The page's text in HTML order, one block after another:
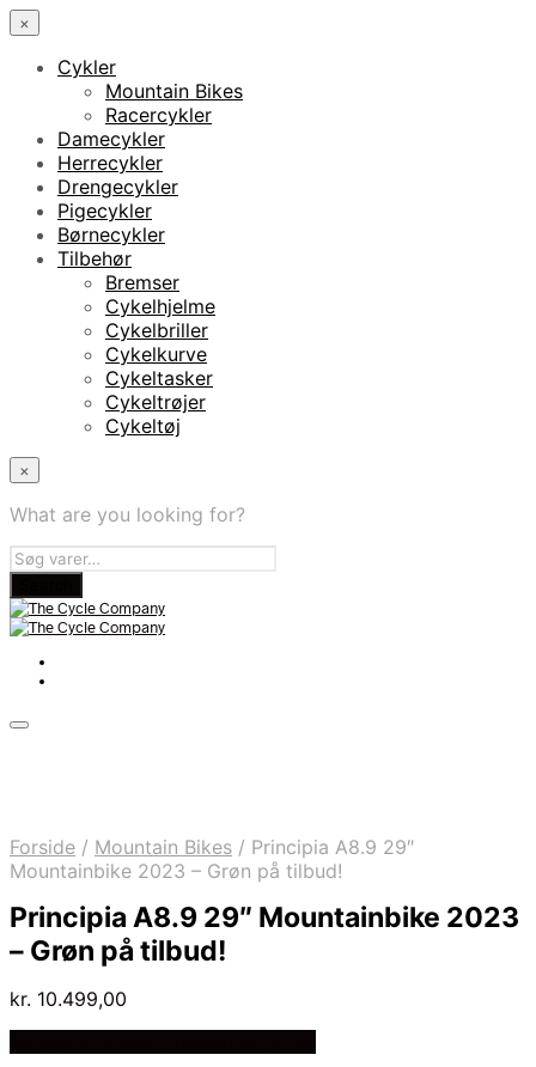
×
Cykler
Mountain Bikes
Racercykler
Damecykler
Herrecykler
Drengecykler
Pigecykler
Børnecykler
Tilbehør
Bremser
Cykelhjelme
Cykelbriller
Cykelkurve
Cykeltasker
Cykeltrøjer
Cykeltøj
×
What are you looking for?
Forside / Mountain Bikes / Principia A8.9 29″
Mountainbike 2023 – Grøn på tilbud!
Principia A8.9 29″ Mountainbike 2023
– Grøn på tilbud!
kr. 10.499,00